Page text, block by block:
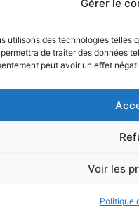
Gérer le
utilisons des technologies
de traiter des données
peut avoir un effet
Voir les
Politique